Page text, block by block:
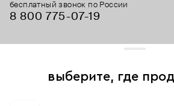
бесплатный звонок по России
8 800 775⁠-07⁠-19
выберите, где